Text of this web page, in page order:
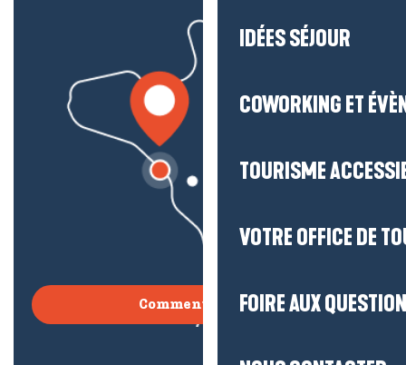
IDÉES SÉJOUR
COWORKING ET
TOURISME
VOTRE OFFICE DE
FOIRE AUX
Comment venir ?